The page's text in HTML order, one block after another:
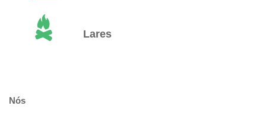
Lares
Nós